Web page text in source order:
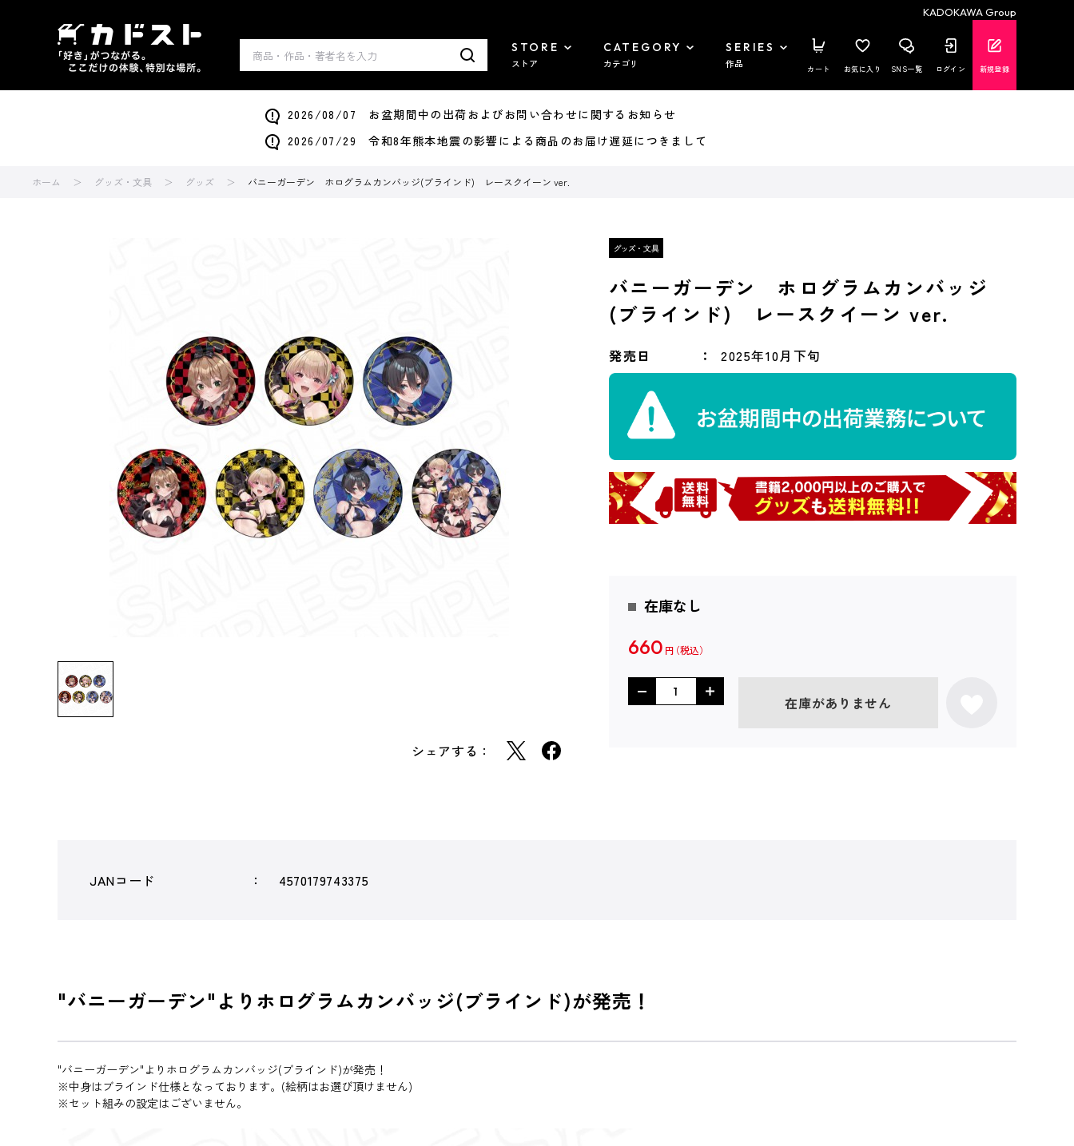
KADOKAWA Group
STORE
ストア
CATEGORY
カテゴリ
SERIES
作品 カート お気に入り SNS一覧 ログイン 新規登録
2026/08/07 お盆期間中の出荷およびお問い合わせに関するお知らせ
2026/07/29 令和8年熊本地震の影響による商品のお届け遅延につきまして
ホーム グッズ・文具 グッズ バニーガーデン ホログラムカンバッジ(ブラインド) レースクイーン ver.
シェアする：
バニーガーデン ホログラムカンバッジ
(ブラインド) レースクイーン ver.
発売日 2025年10月下旬
在庫なし
660 円
在庫がありません
JANコード 4570179743375
"バニーガーデン"よりホログラムカンバッジ(ブラインド)が発売！
"バニーガーデン"よりホログラムカンバッジ(ブラインド)が発売！
※中身はブラインド仕様となっております。(絵柄はお選び頂けません)
※セット組みの設定はございません。